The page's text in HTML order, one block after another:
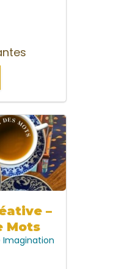
–
Mots
Imagination